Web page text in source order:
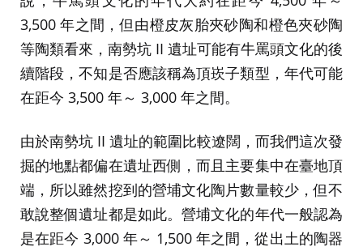
3,500 年之間，但由橙皮灰胎夾砂陶和橙色夾砂陶
等陶類看來，南勢坑 II 遺址可能有牛罵頭文化的後
續階段，不知是否應該稱為頂崁子類型，年代可能
在距今 3,500 年～ 3,000 年之間。
由於南勢坑 II 遺址的範圍比較遼闊，而我們這次發
掘的地點都偏在遺址西側，而且主要集中在臺地頂
端，所以雖然挖到的營埔文化陶片數量較少，但不
敢說整個遺址都是如此。營埔文化的年代一般認為
是在距今 3,000 年～ 1,500 年之間，從出土的陶器